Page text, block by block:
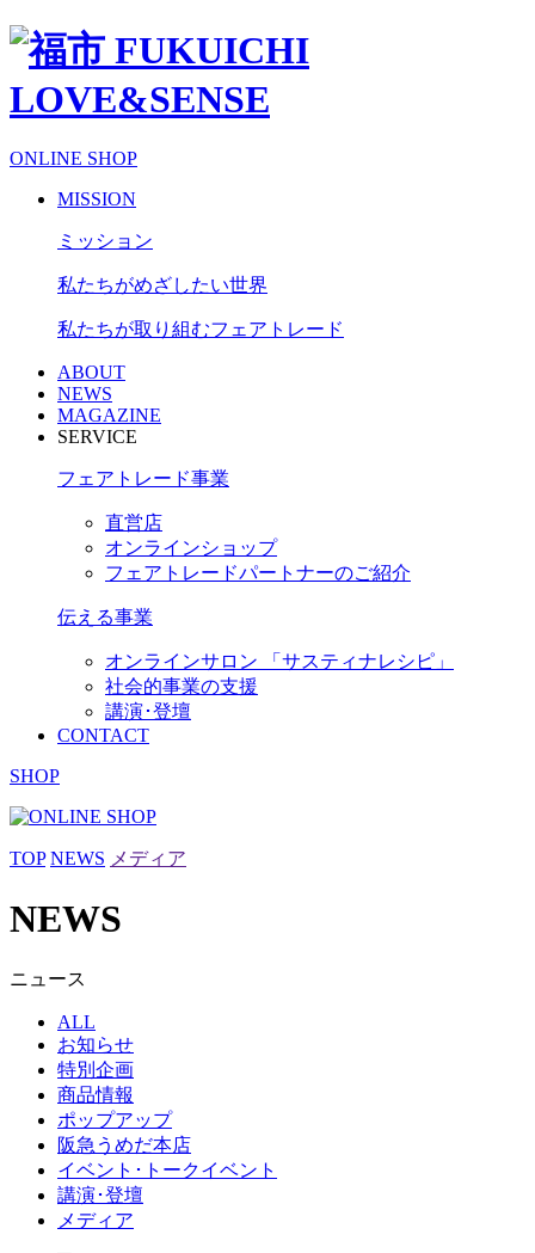
ONLINE SHOP
MISSION
ミッション
私たちがめざしたい世界
私たちが取り組むフェアトレード
ABOUT
NEWS
MAGAZINE
SERVICE
フェアトレード事業
直営店
オンラインショップ
フェアトレードパートナーのご紹介
伝える事業
オンラインサロン 「サスティナレシピ」
社会的事業の支援
講演･登壇
CONTACT
SHOP
TOP NEWS メディア
NEWS
ニュース
ALL
お知らせ
特別企画
商品情報
ポップアップ
阪急うめだ本店
イベント･トークイベント
講演･登壇
メディア